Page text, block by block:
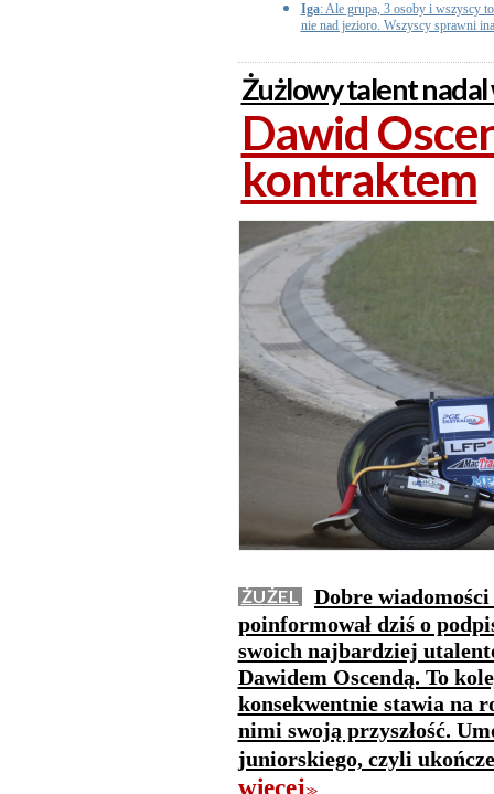
Iga: Ale grupa, 3 osoby i wszyscy
nie nad jezioro. Wszyscy sprawni
Żużlowy talent nadal
Dawid
kontraktem
ŻUŻEL
Dobre
poinformował dziś o
swoich najbardziej
Dawidem Oscendą. To
konsekwentnie stawia na
nimi swoją przyszłość.
juniorskiego, czyli
więcej